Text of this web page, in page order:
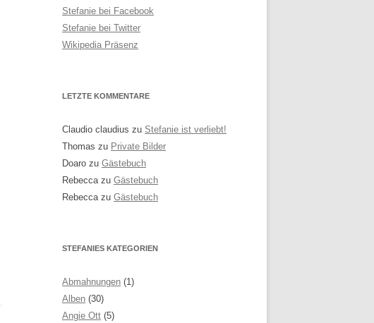
Stefanie bei Facebook
Stefanie bei Twitter
Wikipedia Präsenz
LETZTE KOMMENTARE
Claudio claudius zu Stefanie ist verliebt!
Thomas zu Private Bilder
Doaro zu Gästebuch
Rebeccazu Gästebuch
Rebeccazu Gästebuch
STEFANIES KATEGORIEN
Abmahnungen (1)
Alben (30)
Angie Ott (5)